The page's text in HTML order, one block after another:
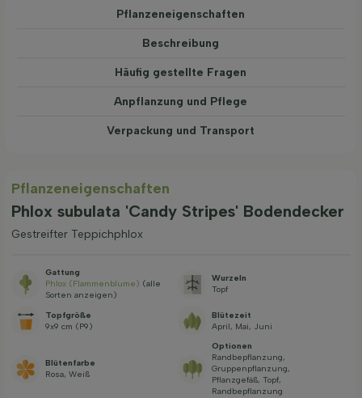
Pflanzeneigenschaften
Beschreibung
Häufig gestellte Fragen
Anpflanzung und Pflege
Verpackung und Transport
Pflanzeneigenschaften
Phlox subulata 'Candy Stripes' Bodendecker
Gestreifter Teppichphlox
Gattung
Phlox (Flammenblume) (alle
Sorten anzeigen)
Wurzeln
Topf
Topfgröße
9x9 cm (P9)
Blütezeit
April, Mai, Juni
Blütenfarbe
Rosa, Weiß
Optionen
Randbepflanzung,
Gruppenpflanzung,
Pflanzgefäß, Topf,
Randbepflanzung